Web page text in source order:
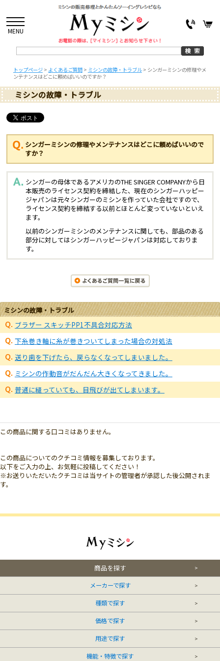
MENU
トップページ> よくあるご質問> ミシンの故障・トラブル> シンガーミシンの修理やメ
ンテナンスはどこに頼めばいいのですか？
ミシンの故障・トラブル
シンガーミシンの修理やメンテナンスはどこに頼めばいいので
すか？
シンガーの母体であるアメリカのTHE SINGER COMPANYから日
本販売のライセンス契約を締結した、現在のシンガーハッピー
ジャパンは元々シンガーのミシンを作っていた会社ですので、
ライセンス契約を締結する以前とほとんど変っていないといえ
ます。
以前のシンガーミシンのメンテナンスに関しても、部品のある
部分に対してはシンガーハッピージャパンは対応しておりま
す。
ミシンの故障・トラブル
ブラザー スキッチPP1不具合対応方法
下糸巻き軸に糸が巻きついてしまった場合の対処法
送り歯を下げたら、戻らなくなってしまいました。
ミシンの作動音がだんだん大きくなってきました。
普通に縫っていても、目飛びが出てしまいます。
この商品に関する口コミはありません。
この商品についてのクチコミ情報を募集しております。
以下をご入力の上、お気軽に投稿してください！
※お送りいただいたクチコミは当サイトの管理者が承認した後公開されま
す。
商品を探す
メーカーで探す
種類で探す
価格で探す
用途で探す
機能・特徴で探す